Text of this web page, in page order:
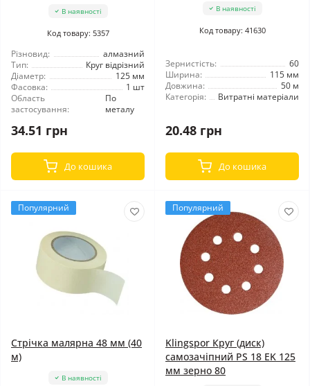
В наявності
Код товару: 5357
Різновид:
алмазний
Тип:
Круг відрізний
Діаметр:
125 мм
Фасовка:
1 шт
Область
застосування:
По
металу
34.51 грн
До кошика
В наявності
Код товару: 41630
Зернистість:
60
Ширина:
115 мм
Довжина:
50 м
Категорія:
Витратні матеріали
20.48 грн
До кошика
Популярний
Стрічка малярна 48 мм (40
м)
В наявності
Популярний
Klingspor Круг (диск)
самозачіпний PS 18 EK 125
мм зерно 80